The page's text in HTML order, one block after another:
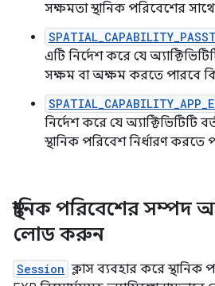
সক্ষমতা স্থানিক পরিবেশের সাথে
এটি নির্দেশ করে যে
সক্ষম বা অক্ষম করতে পারবে কি
নির্দেশ করে যে অ্যাক্টিভিটিটি
স্থানিক পরিবেশ নির্ধারণ করতে
স্থানিক পরিবেশের সম্পদ
লোড করুন
Session ক্লাস ব্যবহার করে